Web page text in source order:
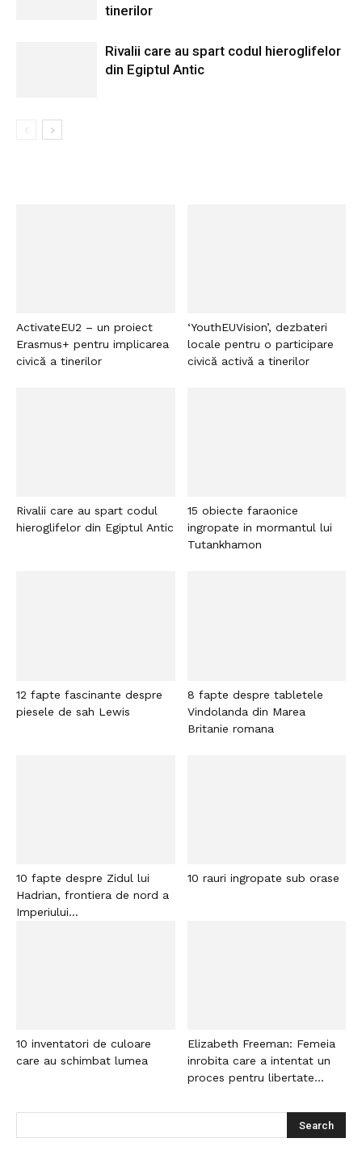
tinerilor
Rivalii care au spart codul hieroglifelor
din Egiptul Antic
ActivateEU2 – un proiect
Erasmus+ pentru implicarea
civică a tinerilor
‘YouthEUVision’, dezbateri
locale pentru o participare
civică activă a tinerilor
Rivalii care au spart codul
hieroglifelor din Egiptul Antic
15 obiecte faraonice
ingropate in mormantul lui
Tutankhamon
12 fapte fascinante despre
piesele de sah Lewis
8 fapte despre tabletele
Vindolanda din Marea
Britanie romana
10 fapte despre Zidul lui
Hadrian, frontiera de nord a
Imperiului...
10 rauri ingropate sub orase
10 inventatori de culoare
care au schimbat lumea
Elizabeth Freeman: Femeia
inrobita care a intentat un
proces pentru libertate...